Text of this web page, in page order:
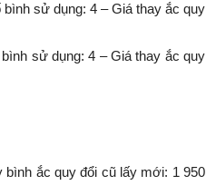
sử dụng: 4 – Giá thay ắc quy
sử dụng: 4 – Giá thay ắc quy
ắc quy đổi cũ lấy mới: 1 950